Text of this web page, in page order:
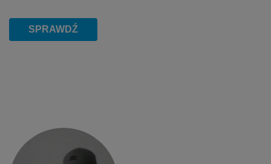
SPRAWDŹ